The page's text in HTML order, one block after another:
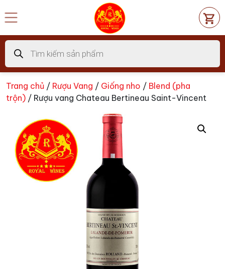
đến
dung
Tìm
kiếm
sản
phẩm
Trang chủ / Rượu Vang / Giống nho / Blend (pha
trộn) / Rượu vang Chateau Bertineau Saint-Vincent